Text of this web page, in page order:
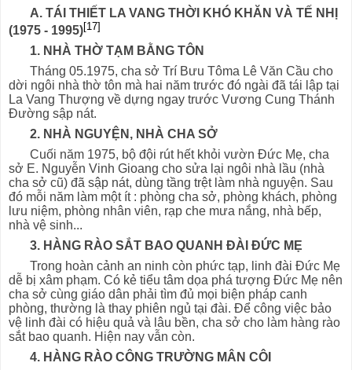
A. TÁI THIẾT LA VANG THỜI KHÓ KHĂN VÀ TẾ NHỊ
(1975 - 1995)[17]
1. NHÀ THỜ TẠM BẰNG TÔN
Tháng 05.1975, cha sở Trí Bưu Tôma Lê Văn Cầu cho
dời ngôi nhà thờ tôn mà hai năm trước đó ngài đã tái lập tại
La Vang Thượng về dựng ngay trước Vương Cung Thánh
Đường sập nát.
2. NHÀ NGUYỆN, NHÀ CHA SỞ
Cuối năm 1975, bộ đội rút hết khỏi vườn Đức Mẹ, cha
sở E. Nguyễn Vinh Gioang cho sửa lại ngôi nhà lầu (nhà
cha sở cũ) đã sập nát, dùng tầng trệt làm nhà nguyện. Sau
đó mỗi năm làm một ít : phòng cha sở, phòng khách, phòng
lưu niệm, phòng nhân viên, rạp che mưa nắng, nhà bếp,
nhà vệ sinh...
3. HÀNG RÀO SẮT BAO QUANH ĐÀI ĐỨC MẸ
Trong hoàn cảnh an ninh còn phức tạp, linh đài Đức Mẹ
dễ bị xâm phạm. Có kẻ tiểu tâm dọa phá tượng Đức Mẹ nên
cha sở cùng giáo dân phải tìm đủ mọi biện pháp canh
phòng, thường là thay phiên ngủ tại đài. Để công việc bảo
vệ linh đài có hiệu quả và lâu bền, cha sở cho làm hàng rào
sắt bao quanh. Hiện nay vẫn còn.
4. HÀNG RÀO CÔNG TRƯỜNG MÂN CÔI